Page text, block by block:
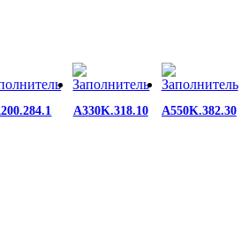
A330K.318.10 A550K.382.30